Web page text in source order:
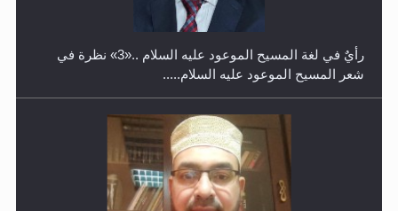
**الحصن الحصين من وساوس المعارضين ...**...